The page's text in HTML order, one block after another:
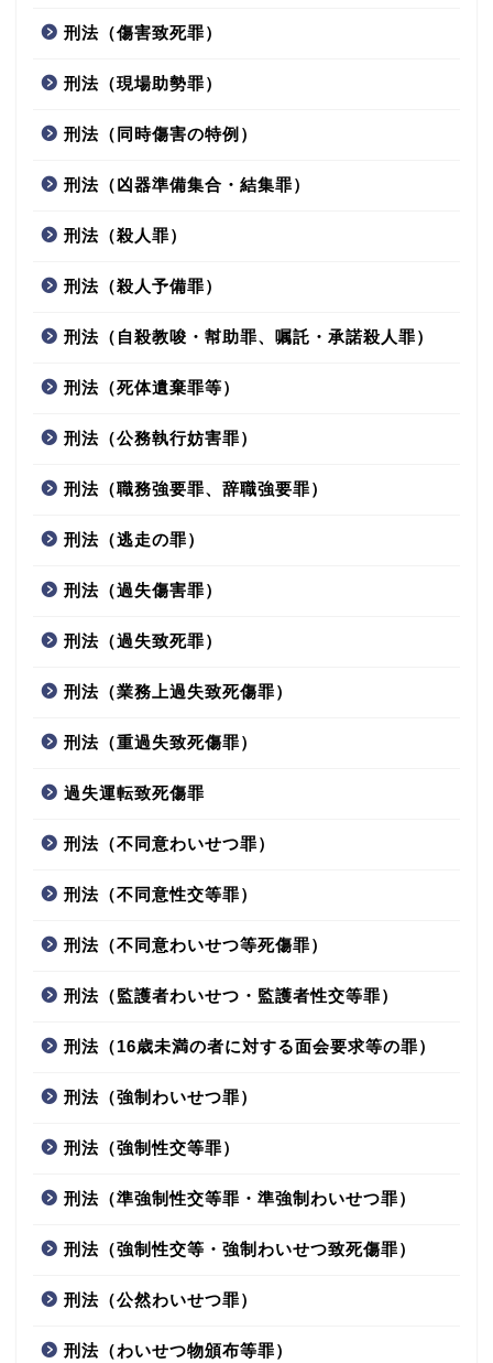
刑法（傷害致死罪）
刑法（現場助勢罪）
刑法（同時傷害の特例）
刑法（凶器準備集合・結集罪）
刑法（殺人罪）
刑法（殺人予備罪）
刑法（自殺教唆・幇助罪、嘱託・承諾殺人罪）
刑法（死体遺棄罪等）
刑法（公務執行妨害罪）
刑法（職務強要罪、辞職強要罪）
刑法（逃走の罪）
刑法（過失傷害罪）
刑法（過失致死罪）
刑法（業務上過失致死傷罪）
刑法（重過失致死傷罪）
過失運転致死傷罪
刑法（不同意わいせつ罪）
刑法（不同意性交等罪）
刑法（不同意わいせつ等死傷罪）
刑法（監護者わいせつ・監護者性交等罪）
刑法（16歳未満の者に対する面会要求等の罪）
刑法（強制わいせつ罪）
刑法（強制性交等罪）
刑法（準強制性交等罪・準強制わいせつ罪）
刑法（強制性交等・強制わいせつ致死傷罪）
刑法（公然わいせつ罪）
刑法（わいせつ物頒布等罪）